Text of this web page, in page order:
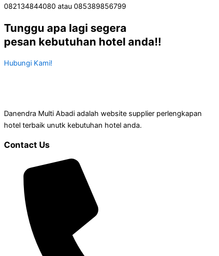
082134844080 atau 085389856799
Tunggu apa lagi segera
pesan kebutuhan hotel anda!!
Hubungi Kami!
Danendra Multi Abadi adalah website supplier perlengkapan
hotel terbaik unutk kebutuhan hotel anda.
Contact Us